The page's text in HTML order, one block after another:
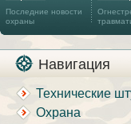
Последние новости
охраны
Навигация
Технические
Охрана